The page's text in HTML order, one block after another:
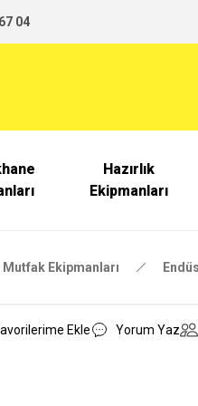
04
Hazırlık
Ekipmanları
Ekipmanları
Yorum Yaz